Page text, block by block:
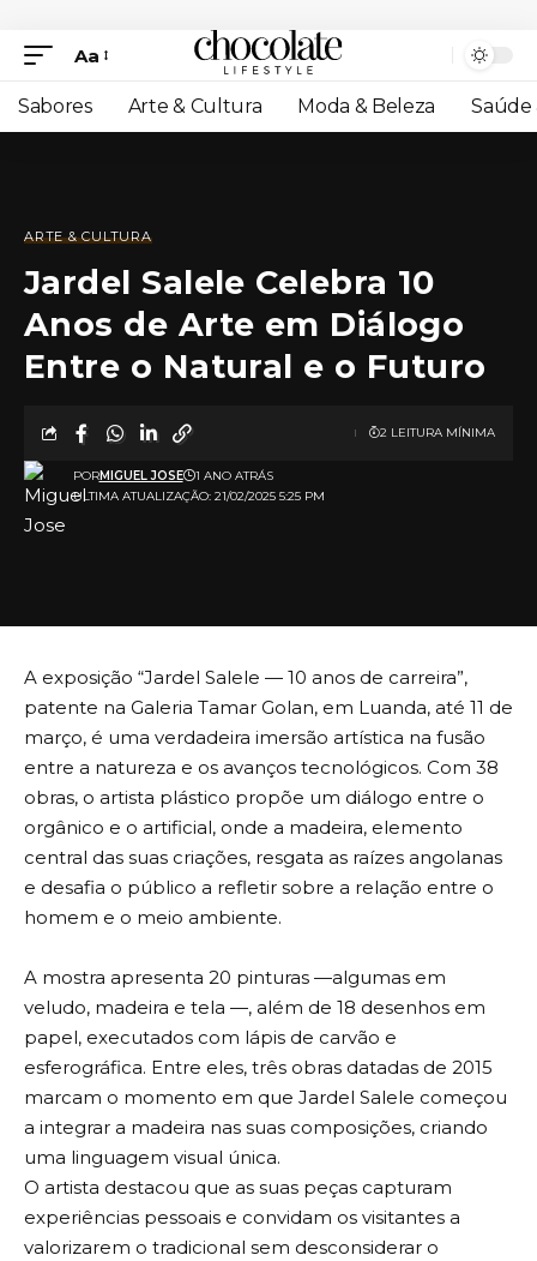
Aa
Sabores Arte & Cultura Moda & Beleza Saúde
ARTE & CULTURA
Jardel Salele Celebra 10
Anos de Arte em Diálogo
Entre o Natural e o Futuro
ULTIMA ATUALIZAÇÃO: 21/02/2025 5:25 PM
PORMIGUEL JOSE 1 ANO ATRÁS
2 LEITURA MÍNIMA
A exposição “Jardel Salele — 10 anos de carreira”,
patente na Galeria Tamar Golan, em Luanda, até 11 de
março, é uma verdadeira imersão artística na fusão
entre a natureza e os avanços tecnológicos. Com 38
obras, o artista plástico propõe um diálogo entre o
orgânico e o artificial, onde a madeira, elemento
central das suas criações, resgata as raízes angolanas
e desafia o público a refletir sobre a relação entre o
homem e o meio ambiente.
A mostra apresenta 20 pinturas —algumas em
veludo, madeira e tela —, além de 18 desenhos em
papel, executados com lápis de carvão e
esferográfica. Entre eles, três obras datadas de 2015
marcam o momento em que Jardel Salele começou
a integrar a madeira nas suas composições, criando
uma linguagem visual única.
O artista destacou que as suas peças capturam
experiências pessoais e convidam os visitantes a
valorizarem o tradicional sem desconsiderar o